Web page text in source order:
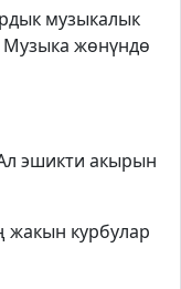
музыкалык
Музыка жөнүндө
эшикти акырын
курбулар